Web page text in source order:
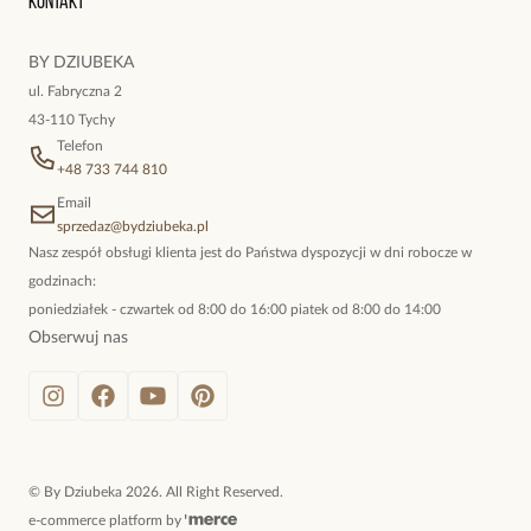
BY DZIUBEKA
ul. Fabryczna 2
43-110 Tychy
Telefon
+48 733 744 810
Email
sprzedaz@bydziubeka.pl
Nasz zespół obsługi klienta jest do Państwa dyspozycji w dni robocze w
godzinach:
poniedziałek - czwartek od 8:00 do 16:00 piatek od 8:00 do 14:00
Obserwuj nas
© By Dziubeka 2026. All Right Reserved.
e-commerce platform by